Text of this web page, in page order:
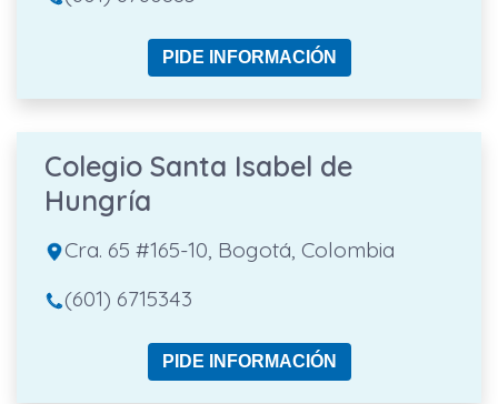
PIDE INFORMACIÓN
Colegio Santa Isabel de
Hungría
Cra. 65 #165-10, Bogotá, Colombia
(601) 6715343
PIDE INFORMACIÓN